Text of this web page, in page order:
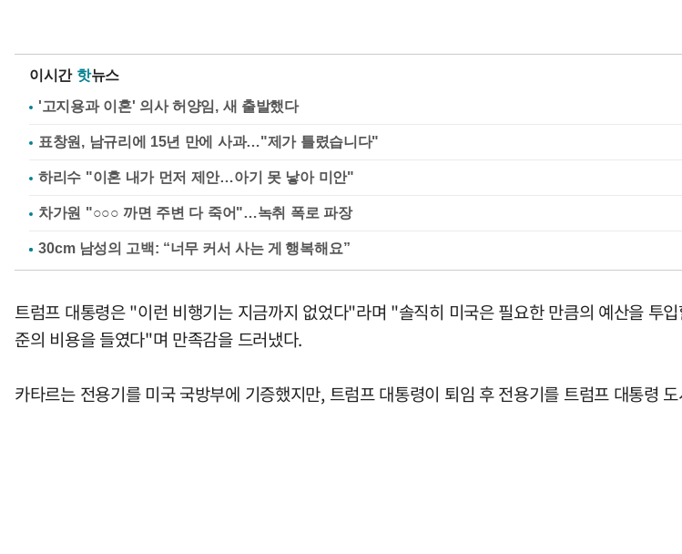
이시간 핫뉴스
'고지용과 이혼' 의사 허양임, 새 출발했다
표창원, 남규리에 15년 만에 사과…"제가 틀렸습니다"
하리수 "이혼 내가 먼저 제안…아기 못 낳아 미안"
차가원 "○○○ 까면 주변 다 죽어"…녹취 폭로 파장
트럼프 대통령은 "이런 비행기는 지금까지 없었다"라며 "솔직히 미국은 필요한 만큼의 예산을 투
준의 비용을 들였다"며 만족감을 드러냈다.
카타르는 전용기를 미국 국방부에 기증했지만, 트럼프 대통령이 퇴임 후 전용기를 트럼프 대통령